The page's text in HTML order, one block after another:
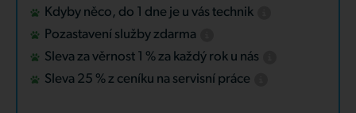
Kdyby něco, do 1 dne je u vás technik
Pozastavení služby zdarma
Sleva za věrnost 1 % za každý rok u nás
Sleva 25 % z ceníku na servisní práce